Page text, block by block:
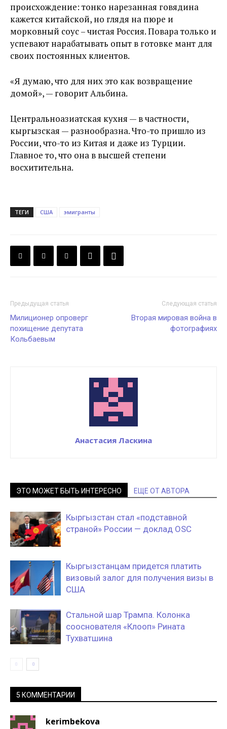
происхождение: тонко нарезанная говядина
кажется китайской, но глядя на пюре и
морковный соус – чистая Россия. Повара только и
успевают нарабатывать опыт в готовке мант для
своих постоянных клиентов.
«Я думаю, что для них это как возвращение
домой», — говорит Альбина.
Центральноазиатская кухня — в частности,
кыргызская — разнообразна. Что-то пришло из
России, что-то из Китая и даже из Турции.
Главное то, что она в высшей степени
восхитительна.
ТЕГИ США эмигранты
Предыдущая статья
Милиционер опроверг
похищение депутата
Кольбаевым
Следующая статья
Вторая мировая война в
фотографиях
Анастасия Ласкина
ЭТО МОЖЕТ БЫТЬ ИНТЕРЕСНО ЕЩЕ ОТ АВТОРА
Кыргызстан стал «подставной
страной» России — доклад OSC
Кыргызстанцам придется платить
визовый залог для получения визы в
США
Стальной шар Трампа. Колонка
сооснователя «Клооп» Рината
Тухватшина
5 КОММЕНТАРИИ
kerimbekova